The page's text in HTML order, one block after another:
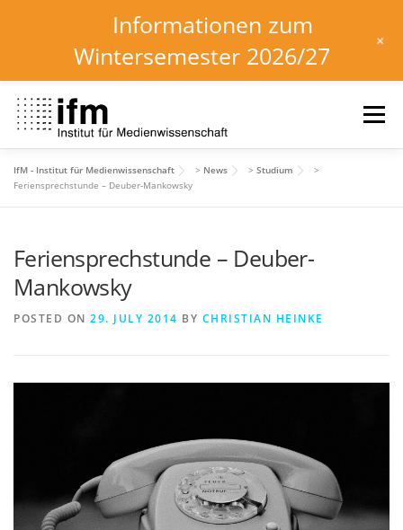
content
Menu
HOME NEWS KALENDER
INSTITUT FORSCHUNG DOWNLOADS
IfM - Institut für Medienwissenschaft > News > Studium
>
Feriensprechstunde – Deuber-Mankowsky
Feriensprechstunde – Deuber-
Mankowsky
POSTED ON 29. JULY 2014 BY CHRISTIAN HEINKE
Informationen zum
Wintersemester 2026/27
+